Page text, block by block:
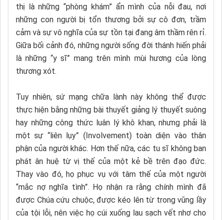
thị là những “phòng khám” ẩn mình của nỗi đau, nơi
những con người bị tổn thương bởi sự cô đơn, trầm
cảm và sự vô nghĩa của sự tồn tại đang âm thầm rên rỉ.
Giữa bối cảnh đó, những người sống đời thánh hiến phải
là những “y sĩ” mang trên mình mùi hương của lòng
thương xót.
Tuy nhiên, sứ mạng chữa lành này không thể được
thực hiện bằng những bài thuyết giảng lý thuyết suông
hay những công thức luân lý khô khan, nhưng phải là
một sự “liên lụy” (Involvement) toàn diện vào thân
phận của người khác. Hơn thế nữa, các tu sĩ không ban
phát ân huệ từ vị thế của một kẻ bề trên đạo đức.
Thay vào đó, họ phục vụ với tâm thế của một người
“mắc nợ nghĩa tình”. Họ nhận ra rằng chính mình đã
được Chúa cứu chuộc, được kéo lên từ trong vũng lầy
của tội lỗi, nên việc họ cúi xuống lau sạch vết nhơ cho